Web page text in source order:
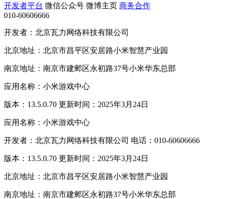
开发者平台 微信公众号 微博主页 商务合作
010-60606666
开发者：北京瓦力网络科技有限公司
北京地址：北京市昌平区安居路小米智慧产业园
南京地址：南京市建邺区永初路37号小米华东总部
应用名称：小米游戏中心
版本：13.5.0.70 更新时间：2025年3月24日
应用名称：小米游戏中心
开发者：北京瓦力网络科技有限公司 电话：010-60606666
版本：13.5.0.70 更新时间：2025年3月24日
北京地址：北京市昌平区安居路小米智慧产业园
南京地址：南京市建邺区永初路37号小米华东总部